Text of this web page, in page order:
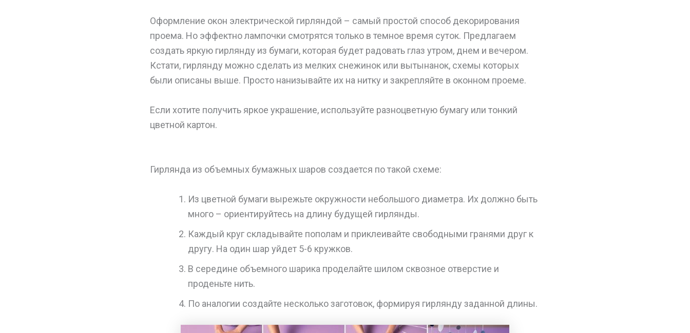
Оформление окон электрической гирляндой – самый простой способ декорирования
проема. Но эффектно лампочки смотрятся только в темное время суток. Предлагаем
создать яркую гирлянду из бумаги, которая будет радовать глаз утром, днем и вечером.
Кстати, гирлянду можно сделать из мелких снежинок или вытынанок, схемы которых
были описаны выше. Просто нанизывайте их на нитку и закрепляйте в оконном проеме.
Если хотите получить яркое украшение, используйте разноцветную бумагу или тонкий
цветной картон.
Гирлянда из объемных бумажных шаров создается по такой схеме:
Из цветной бумаги вырежьте окружности небольшого диаметра. Их должно быть
много – ориентируйтесь на длину будущей гирлянды.
Каждый круг складывайте пополам и приклеивайте свободными гранями друг к
другу. На один шар уйдет 5-6 кружков.
В середине объемного шарика проделайте шилом сквозное отверстие и
проденьте нить.
По аналогии создайте несколько заготовок, формируя гирлянду заданной длины.